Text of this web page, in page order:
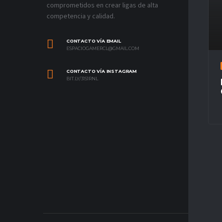
comprometidos en crear ligas de alta
competencia y calidad.
CONTACTO VÍA EMAIL
ESPACIOGAMERCL@GMAIL.COM
CONTACTO VÍA INSTAGRAM
BIT.LY/31S1RNL